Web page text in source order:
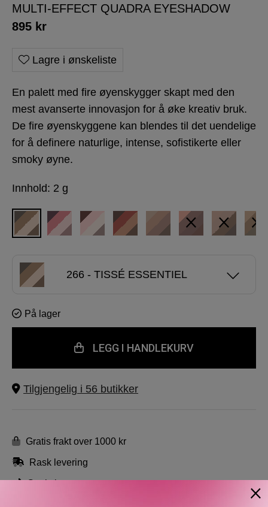
MULTI-EFFECT QUADRA EYESHADOW
895 kr
Lagre i ønskeliste
En palett med fire øyenskygger skapt med den
mest avanserte innovasjon for å øke kreativ bruk.
De fire øyenskyggene kan blendes til det uendelige
for å definere naturlige, intense, sofistikerte eller
smoky øyne.
Innhold: 2 g
× × ×
266 - TISSÉ ESSENTIEL
202 - TISSÉ CAMÉLIA
204 - TISSÉ VENDÔME
× 354 - WARM MEMORIES
På lager
LEGG I HANDLEKURV
Tilgjengelig i 56 butikker
Gratis frakt over 1000 kr
Rask levering
Gratis bytte og retur ×